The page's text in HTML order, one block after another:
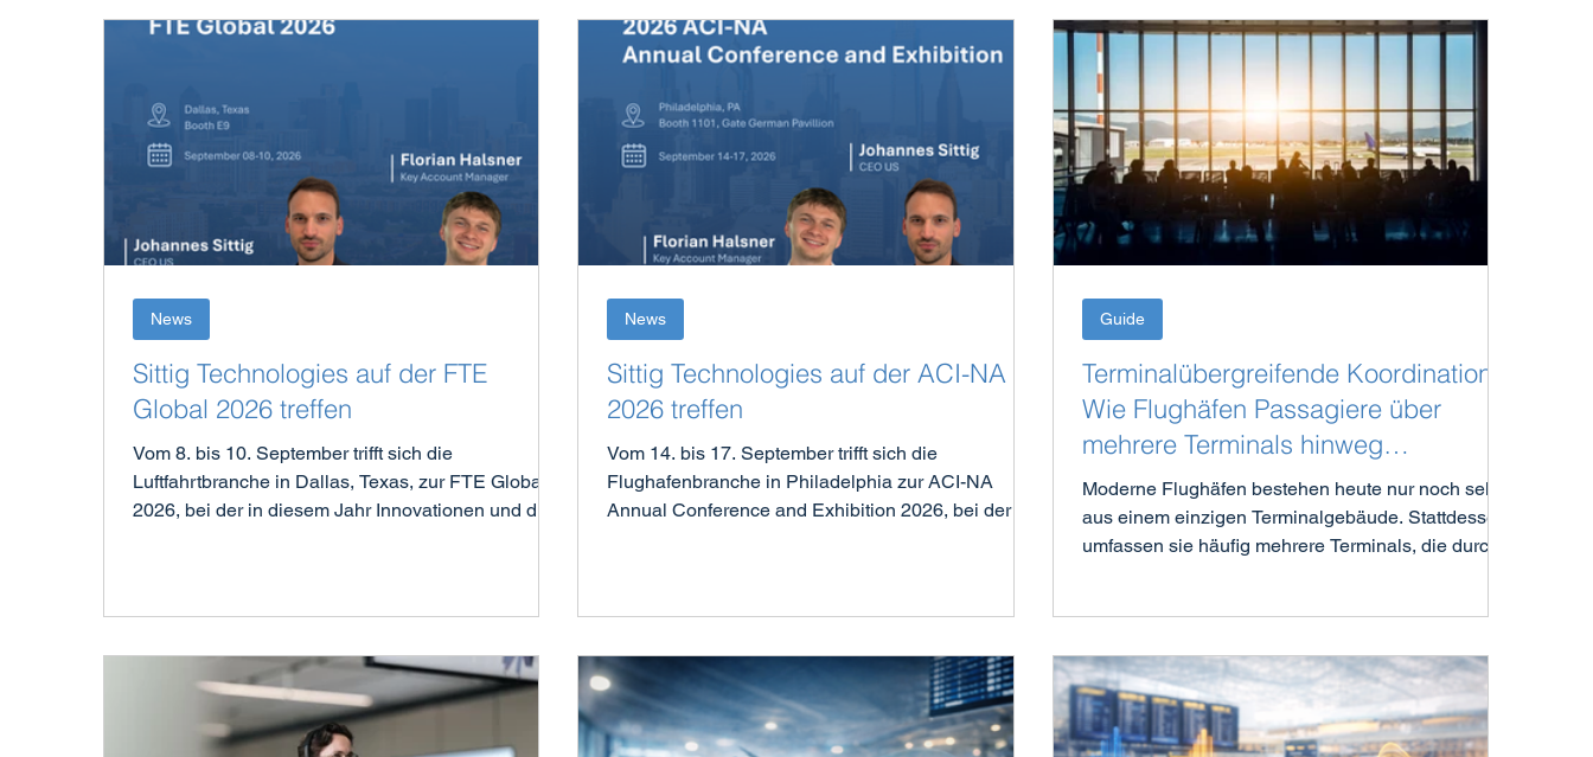
Sittig Technologies auf der FTE
Global 2026 treffen
Vom 8. bis 10. September trifft sich die
Luftfahrtbranche in Dallas, Texas, zur FTE Global
2026, bei der in diesem Jahr Innovationen und die
Ort. Besuchen Sie uns am Stand E9, wo wir
PAXGuide gemeinsam mit Speech to Text und
Auracast für eine barrierefreie und intelligente
Passagierkommunikation präsentieren. Möchten
Sie persönlich mit un
News
Sittig Technologies auf der ACI-NA
2026 treffen
Vom 14. bis 17. September trifft sich die
Flughafenbranche in Philadelphia zur ACI-NA
Annual Conference and Exhibition 2026, bei der die
Besuchen Sie uns am Stand 1101 im German
Pavilion, wo wir PAXGuide gemeinsam mit Speech
to Text und Auracast für eine barrierefreie und
intelligente Passagierkommunikation präsentieren.
Möchten Sie persönlich
News
Terminalübergreifende Koordination:
Wie Flughäfen Passagiere über
mehrere Terminals hinweg
zuverlässig informieren
Moderne Flughäfen bestehen heute nur noch selten
aus einem einzigen Terminalgebäude. Stattdessen
umfassen sie häufig mehrere Terminals, die durch
Passagiergruppen oder Flugtypen – von
Inlandsflügen bis hin zu internationalen
Langstreckenverbindungen.
Guide